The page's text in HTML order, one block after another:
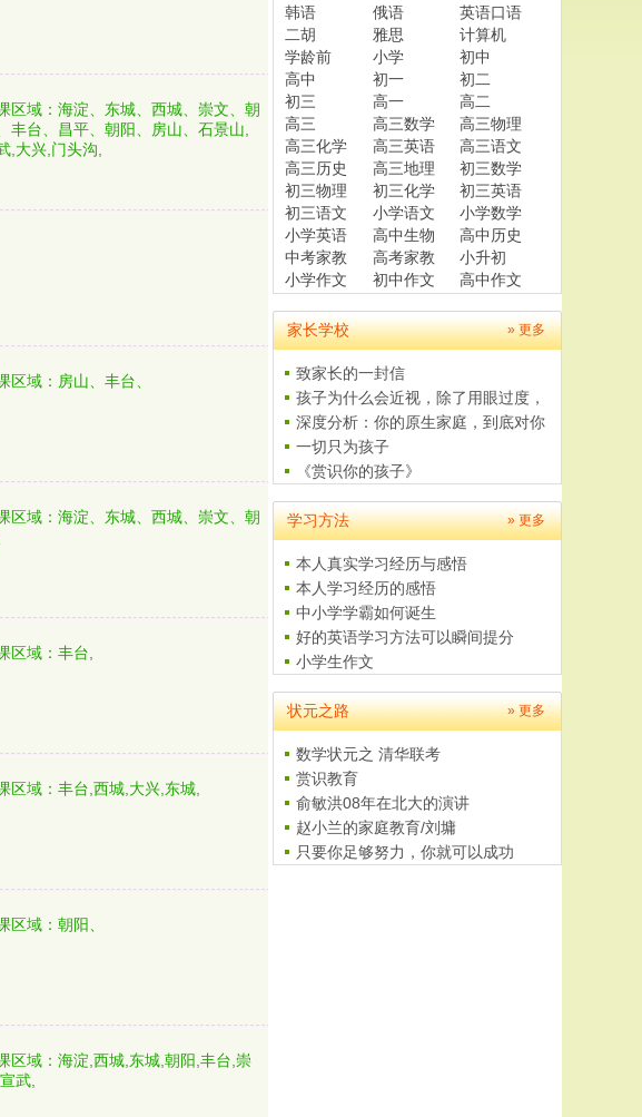
区域：海淀、东城、西城、崇文、朝
丰台、昌平、朝阳、房山、石景山,
,大兴,门头沟,
区域：房山、丰台、
区域：海淀、东城、西城、崇文、朝
区域：丰台,
区域：丰台,西城,大兴,东城,
区域：朝阳、
区域：海淀,西城,东城,朝阳,丰台,崇
武,
韩语
俄语
英语口语
二胡
雅思
计算机
学龄前
小学
初中
高中
初一
初二
初三
高一
高二
高三
高三数学
高三物理
高三化学
高三英语
高三语文
高三历史
高三地理
初三数学
初三物理
初三化学
初三英语
初三语文
小学语文
小学数学
小学英语
高中生物
高中历史
中考家教
高考家教
小升初
小学作文
初中作文 高中作文
» 更多
家长学校
致家长的一封信
孩子为什么会近视，除了用眼过度，
这..深度分析：你的原生家庭，到底对你
有..一切只为孩子
《赏识你的孩子》
给学生家长的一封信
» 更多
学习方法
本人真实学习经历与感悟
本人学习经历的感悟
中小学学霸如何诞生
好的英语学习方法可以瞬间提分
小学生作文
4至5岁儿童美术培养计划
» 更多
状元之路
数学状元之 清华联考
赏识教育
俞敏洪08年在北大的演讲
赵小兰的家庭教育/刘墉
只要你足够努力，你就可以成功